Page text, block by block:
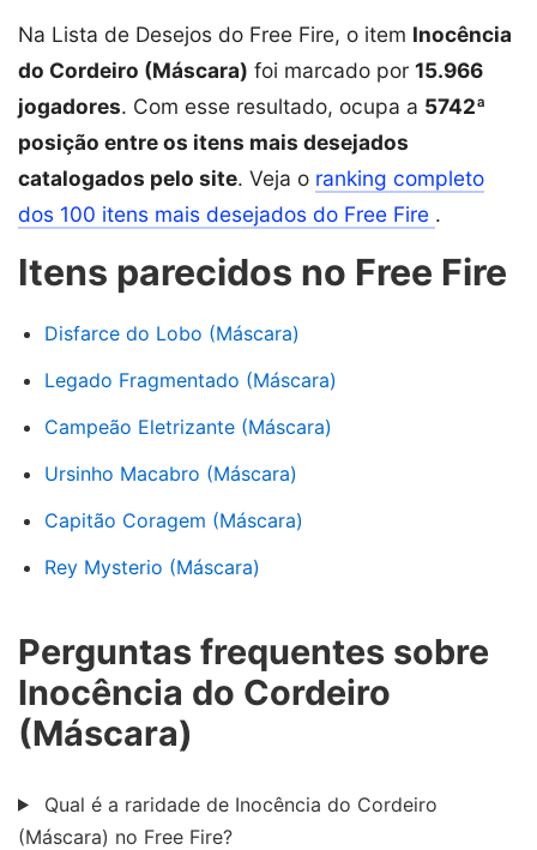
Na Lista de Desejos do Free Fire, o item Inocência
do Cordeiro (Máscara) foi marcado por 15.966
jogadores. Com esse resultado, ocupa a 5742ª
posição entre os itens mais desejados
catalogados pelo site. Veja o ranking completo
dos 100 itens mais desejados do Free Fire .
Itens parecidos no Free Fire
Disfarce do Lobo (Máscara)
Legado Fragmentado (Máscara)
Campeão Eletrizante (Máscara)
Ursinho Macabro (Máscara)
Capitão Coragem (Máscara)
Rey Mysterio (Máscara)
Perguntas frequentes sobre
Inocência do Cordeiro
(Máscara)
Qual é a raridade de Inocência do Cordeiro
(Máscara) no Free Fire?